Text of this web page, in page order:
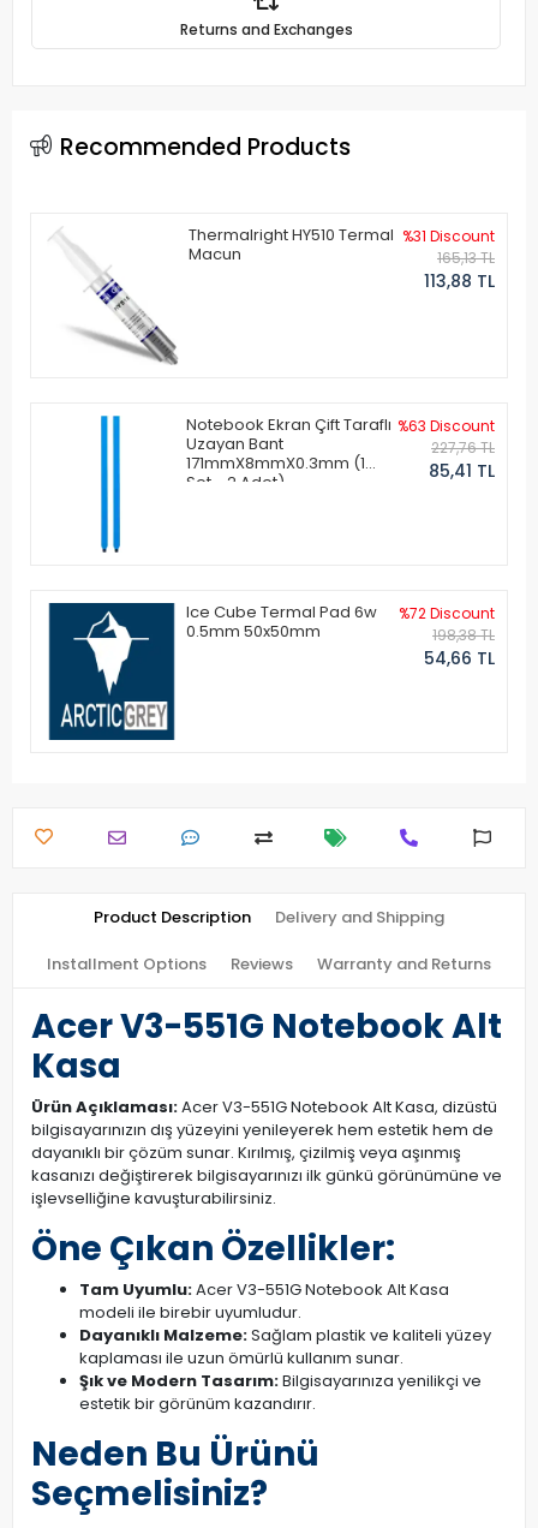
Returns and Exchanges
Recommended Products
Thermalright HY510 Termal
Macun
%31 Discount
165,13 TL
113,88 TL
Notebook Ekran Çift Taraflı
Uzayan Bant
171mmX8mmX0.3mm (1
Set - 2 Adet)
%63 Discount
227,76 TL
85,41 TL
Ice Cube Termal Pad 6w
0.5mm 50x50mm
%72 Discount
198,38 TL
54,66 TL
Product Description Delivery and Shipping
Installment Options Reviews Warranty and Returns
Acer V3-551G Notebook Alt
Kasa
Ürün Açıklaması:Acer V3-551G Notebook Alt Kasa, dizüstü
bilgisayarınızın dış yüzeyini yenileyerek hem estetik hem de
dayanıklı bir çözüm sunar. Kırılmış, çizilmiş veya aşınmış
kasanızı değiştirerek bilgisayarınızı ilk günkü görünümüne ve
işlevselliğine kavuşturabilirsiniz.
Öne Çıkan Özellikler:
Tam Uyumlu:Acer V3-551G Notebook Alt Kasa
modeli ile birebir uyumludur.
Dayanıklı Malzeme:Sağlam plastik ve kaliteli yüzey
kaplaması ile uzun ömürlü kullanım sunar.
Şık ve Modern Tasarım:Bilgisayarınıza yenilikçi ve
estetik bir görünüm kazandırır.
Neden Bu Ürünü
Seçmelisiniz?